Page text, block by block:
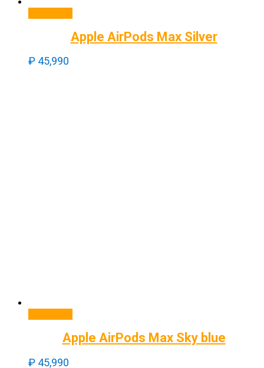
Apple AirPods Max Silver
₽ 45,990
Apple AirPods Max Sky blue
₽ 45,990